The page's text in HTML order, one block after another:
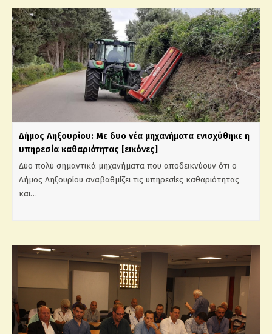
Δήμος Ληξουρίου: Με δυο νέα μηχανήματα ενισχύθηκε η
υπηρεσία καθαριότητας [εικόνες]
Δύο πολύ σημαντικά μηχανήματα που αποδεικνύουν ότι ο
Δήμος Ληξουρίου αναβαθμίζει τις υπηρεσίες καθαριότητας
και…